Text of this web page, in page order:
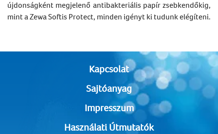
újdonságként megjelenő antibakteriális papír zsebkendőkig,
mint a Zewa Softis Protect, minden igényt ki tudunk elégíteni.
Kapcsolat
Sajtóanyag
Impresszum
Használati Útmutatók